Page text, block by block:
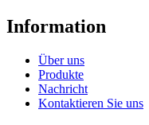
Information
Über uns
Produkte
Nachricht
Kontaktieren Sie uns